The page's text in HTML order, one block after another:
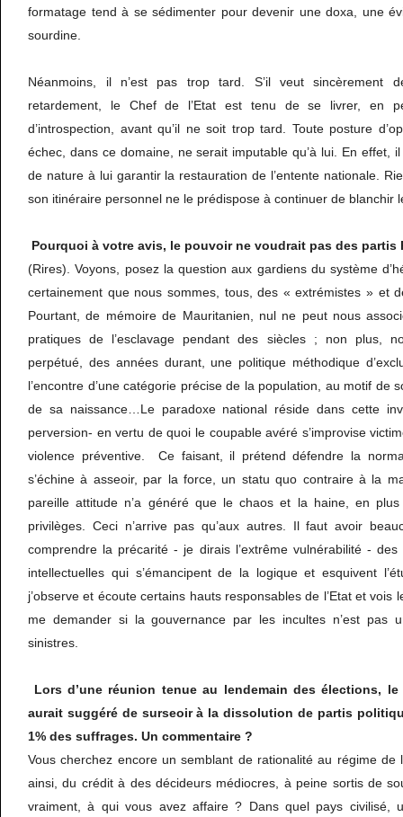
formatage tend à se sédimenter pour devenir une doxa, une
sourdine.
Néanmoins, il n’est pas trop tard. S’il veut sincèrement
retardement, le Chef de l’Etat est tenu de se livrer, en
d’introspection, avant qu’il ne soit trop tard. Toute posture
échec, dans ce domaine, ne serait imputable qu’à lui. En effet,
de nature à lui garantir la restauration de l’entente nationale.
son itinéraire personnel ne le prédispose à continuer de blanchir
Pourquoi à votre avis, le pouvoir ne voudrait pas des partis
(Rires). Voyons, posez la question aux gardiens du système
certainement que nous sommes, tous, des « extrémistes » et
Pourtant, de mémoire de Mauritanien, nul ne peut nous
pratiques de l’esclavage pendant des siècles ; non plus,
perpétué, des années durant, une politique méthodique
l’encontre d’une catégorie précise de la population, au motif de
de sa naissance…Le paradoxe national réside dans cette
perversion- en vertu de quoi le coupable avéré s’improvise
violence préventive. Ce faisant, il prétend défendre la
s’échine à asseoir, par la force, un statu quo contraire à la
pareille attitude n’a généré que le chaos et la haine, en
privilèges. Ceci n’arrive pas qu’aux autres. Il faut avoir
comprendre la précarité - je dirais l’extrême vulnérabilité -
intellectuelles qui s’émancipent de la logique et esquivent
j’observe et écoute certains hauts responsables de l’Etat et vois
me demander si la gouvernance par les incultes n’est pas
sinistres.
Lors d’une réunion tenue au lendemain des élections, le
aurait suggéré de surseoir à la dissolution de partis
1% des suffrages. Un commentaire ?
Vous cherchez encore un semblant de rationalité au régime de
ainsi, du crédit à des décideurs médiocres, à peine sortis de
vraiment, à qui vous avez affaire ? Dans quel pays civilisé,